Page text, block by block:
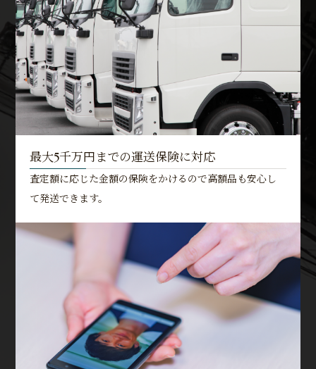
最大5千万円までの運送保険に対応
査定額に応じた金額の保険をかけるので高額品も安心し
て発送できます。